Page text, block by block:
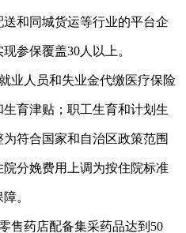
和同城货运等行业的平台企
参保覆盖30人以上。
业人员和失业金代缴医疗保险
育津贴；职工生育和计划生
符合国家和自治区政策范围
分娩费用上调为按住院标准
。
售药店配备集采药品达到50